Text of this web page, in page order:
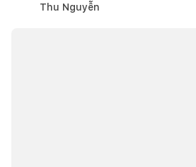
Thu Nguyễn